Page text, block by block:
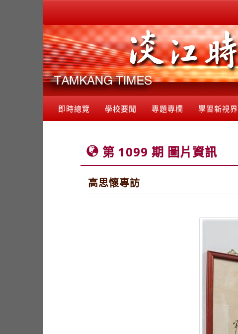
即時總覽 學校要聞 專題專欄 學習新視界
第 1099 期 圖片資訊
高思懷專訪